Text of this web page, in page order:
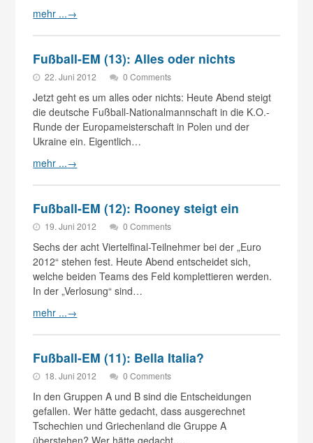
mehr ...→
Fußball-EM (13): Alles oder nichts
22. Juni 2012 0 Comments
Jetzt geht es um alles oder nichts: Heute Abend steigt
die deutsche Fußball-Nationalmannschaft in die K.O.-
Runde der Europameisterschaft in Polen und der
Ukraine ein. Eigentlich…
mehr ...→
Fußball-EM (12): Rooney steigt ein
19. Juni 2012 0 Comments
Sechs der acht Viertelfinal-Teilnehmer bei der „Euro
2012“ stehen fest. Heute Abend entscheidet sich,
welche beiden Teams des Feld komplettieren werden.
In der „Verlosung“ sind…
mehr ...→
Fußball-EM (11): Bella Italia?
18. Juni 2012 0 Comments
In den Gruppen A und B sind die Entscheidungen
gefallen. Wer hätte gedacht, dass ausgerechnet
Tschechien und Griechenland die Gruppe A